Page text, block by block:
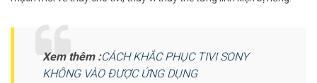
Xem thêm :CÁCH KHẮC PHỤC TIVI SONY
KHÔNG VÀO ĐƯỢC ỨNG DỤNG